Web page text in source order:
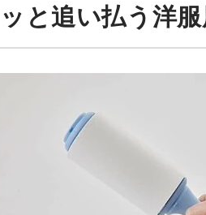
と追い払う洋